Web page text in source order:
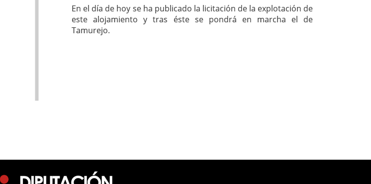
En el día de hoy se ha publicado la licitación de la explotación de
este alojamiento y tras éste se pondrá en marcha el de
Tamurejo.